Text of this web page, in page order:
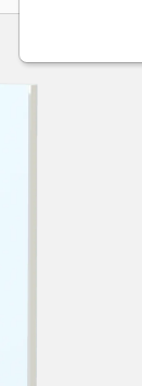
Formation